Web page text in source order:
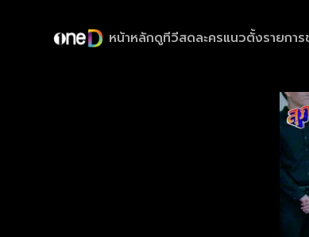
หน้าหลักดูทีวีสดละครแนวตั้งรายกา